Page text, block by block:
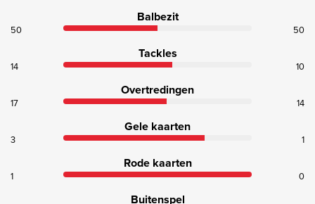
Balbezit
50 50
Tackles
14 10
Overtredingen
17 14
Gele kaarten
3 1
Rode kaarten
1 0
Buitenspel